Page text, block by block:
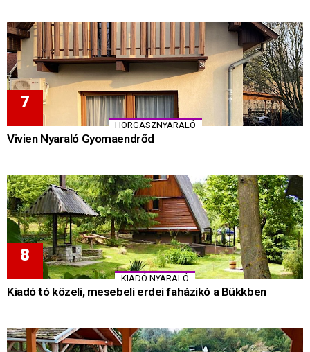
HORGÁSZNYARALÓ
Vivien Nyaraló Gyomaendrőd
KIADÓ NYARALÓ
Kiadó tó közeli, mesebeli erdei faházikó a Bükkben